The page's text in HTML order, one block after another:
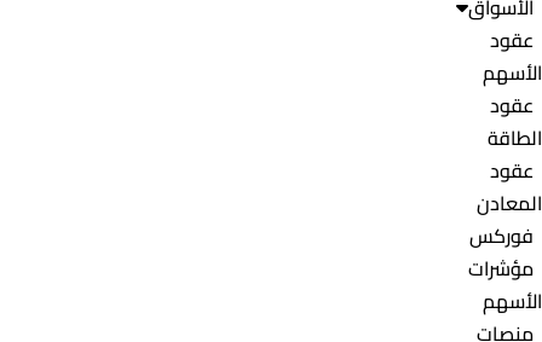
عقود
الأسهم
عقود
الطاقة
عقود
المعادن
فوركس
مؤشرات
الأسهم
منصات